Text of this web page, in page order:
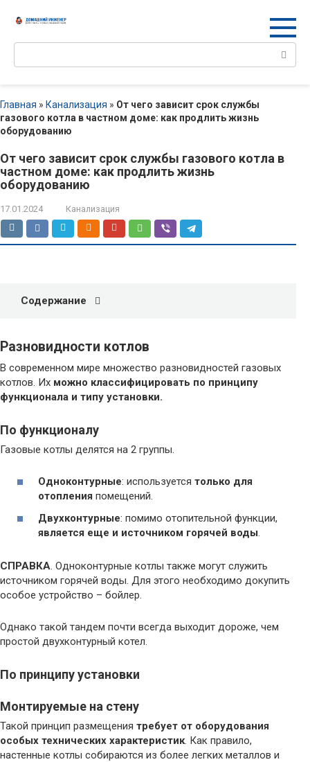
Поиск:
Главная » Канализация » От чего зависит срок службы
газового котла в частном доме: как продлить жизнь
оборудованию
От чего зависит срок службы газового котла в
частном доме: как продлить жизнь
оборудованию
17.01.2024 Канализация
Содержание
Разновидности котлов
В современном мире множество разновидностей газовых
котлов. Их можно классифицировать по принципу
функционала и типу установки.
По функционалу
Газовые котлы делятся на 2 группы.
Одноконтурные: используется только для
отопления помещений.
Двухконтурные: помимо отопительной функции,
является еще и источником горячей воды.
СПРАВКА. Одноконтурные котлы также могут служить
источником горячей воды. Для этого необходимо докупить
особое устройство – бойлер.
Однако такой тандем почти всегда выходит дороже, чем
простой двухконтурный котел.
По принципу установки
Монтируемые на стену
Такой принцип размещения требует от оборудования
особых технических характеристик. Как правило,
настенные котлы собираются из более легких металлов и